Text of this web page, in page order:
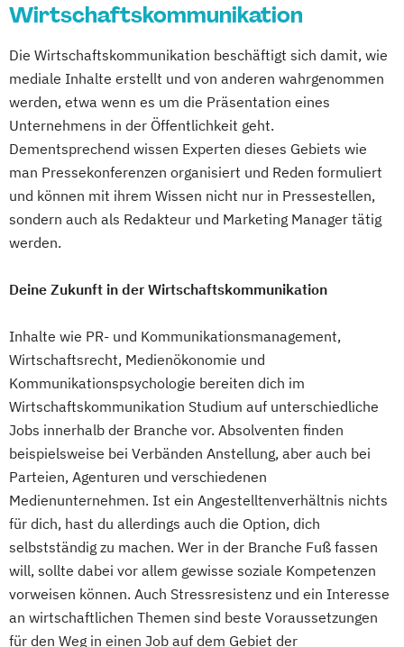
User Experience Design and Content
Web Development (EN)
Wirtschaftskommunikation
Die Wirtschaftskommunikation beschäftigt sich damit, wie
mediale Inhalte erstellt und von anderen wahrgenommen
werden, etwa wenn es um die Präsentation eines
Unternehmens in der Öffentlichkeit geht.
Dementsprechend wissen Experten dieses Gebiets wie
man Pressekonferenzen organisiert und Reden formuliert
und können mit ihrem Wissen nicht nur in Pressestellen,
sondern auch als Redakteur und Marketing Manager tätig
werden.
Deine Zukunft in der Wirtschaftskommunikation
Inhalte wie PR- und Kommunikationsmanagement,
Wirtschaftsrecht, Medienökonomie und
Kommunikationspsychologie bereiten dich im
Wirtschaftskommunikation Studium auf unterschiedliche
Jobs innerhalb der Branche vor. Absolventen finden
beispielsweise bei Verbänden Anstellung, aber auch bei
Parteien, Agenturen und verschiedenen
Medienunternehmen. Ist ein Angestelltenverhältnis nichts
für dich, hast du allerdings auch die Option, dich
selbstständig zu machen. Wer in der Branche Fuß fassen
will, sollte dabei vor allem gewisse soziale Kompetenzen
vorweisen können. Auch Stressresistenz und ein Interesse
an wirtschaftlichen Themen sind beste Voraussetzungen
für den Weg in einen Job auf dem Gebiet der